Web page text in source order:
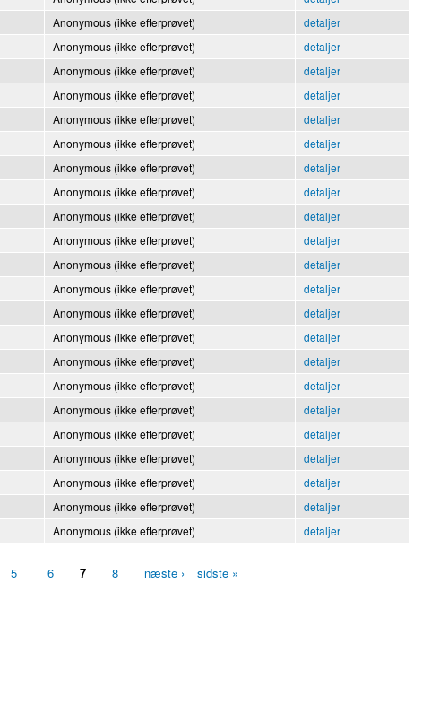
Anonymous (ikke efterprøvet)
detaljer
Anonymous (ikke efterprøvet)
detaljer
Anonymous (ikke efterprøvet)
detaljer
Anonymous (ikke efterprøvet)
detaljer
Anonymous (ikke efterprøvet)
detaljer
Anonymous (ikke efterprøvet)
detaljer
Anonymous (ikke efterprøvet)
detaljer
Anonymous (ikke efterprøvet)
detaljer
Anonymous (ikke efterprøvet)
detaljer
Anonymous (ikke efterprøvet)
detaljer
Anonymous (ikke efterprøvet)
detaljer
Anonymous (ikke efterprøvet)
detaljer
Anonymous (ikke efterprøvet)
detaljer
Anonymous (ikke efterprøvet)
detaljer
Anonymous (ikke efterprøvet)
detaljer
Anonymous (ikke efterprøvet)
detaljer
Anonymous (ikke efterprøvet)
detaljer
Anonymous (ikke efterprøvet)
detaljer
Anonymous (ikke efterprøvet)
detaljer
Anonymous (ikke efterprøvet)
detaljer
Anonymous (ikke efterprøvet)
detaljer
Anonymous (ikke efterprøvet) detaljer
5 6 7 8 næste › sidste »